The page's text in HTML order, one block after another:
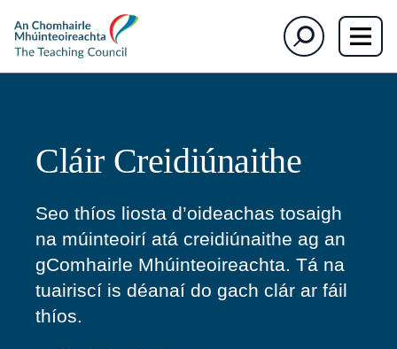
The
Teaching
Council
Cuardaigh
Cláir Creidiúnaithe
Seo thíos liosta d’oideachas tosaigh
na múinteoirí atá creidiúnaithe ag an
gComhairle Mhúinteoireachta. Tá na
tuairiscí is déanaí do gach clár ar fáil
thíos.
section) section)